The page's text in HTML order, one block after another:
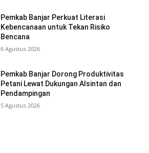
Pemkab Banjar Perkuat Literasi
Kebencanaan untuk Tekan Risiko
Bencana
6 Agustus 2026
Pemkab Banjar Dorong Produktivitas
Petani Lewat Dukungan Alsintan dan
Pendampingan
5 Agustus 2026